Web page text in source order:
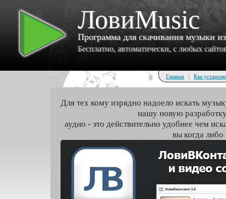
ЛовиMusic
Программа для скачивания музыки
Бесплатно, автоматически, с любых
Главная | Как
Для тех кому изрядно надоело искать
нашу новую
аудио - это действительно удобнее чем
вы когда либо